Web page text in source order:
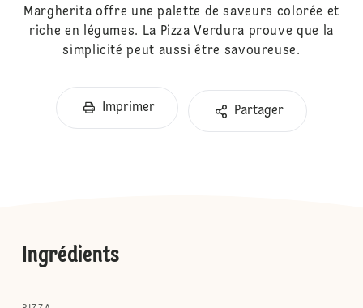
Margherita offre une palette de saveurs colorée et
riche en légumes. La Pizza Verdura prouve que la
simplicité peut aussi être savoureuse.
Imprimer Partager
Ingrédients